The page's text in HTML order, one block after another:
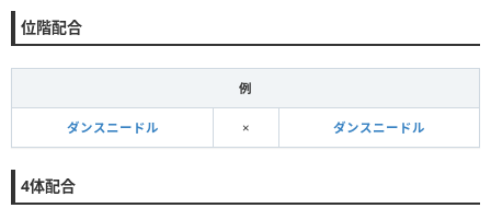
位階配合
例
ダンスニードル × ダンスニードル
4体配合